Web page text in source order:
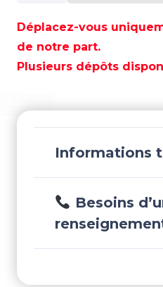
PARSUN
2T
90CV
LONG
Déplacez-vous
de notre part.
Plusieurs dépôts
Informations
Besoins